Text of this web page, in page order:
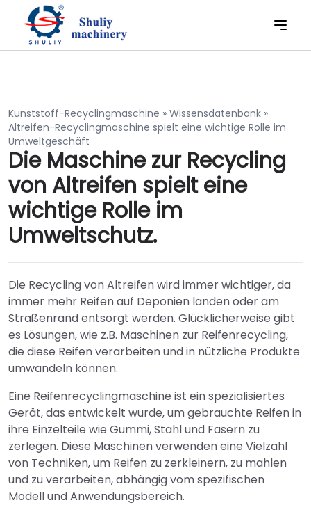
Kunststoff-Recyclingmaschine » Wissensdatenbank »
Altreifen-Recyclingmaschine spielt eine wichtige Rolle im
Umweltgeschäft
Die Maschine zur Recycling
von Altreifen spielt eine
wichtige Rolle im
Umweltschutz.
Die Recycling von Altreifen wird immer wichtiger, da
immer mehr Reifen auf Deponien landen oder am
Straßenrand entsorgt werden. Glücklicherweise gibt
es Lösungen, wie z.B. Maschinen zur Reifenrecycling,
die diese Reifen verarbeiten und in nützliche Produkte
umwandeln können.
Eine Reifenrecyclingmaschine ist ein spezialisiertes
Gerät, das entwickelt wurde, um gebrauchte Reifen in
ihre Einzelteile wie Gummi, Stahl und Fasern zu
zerlegen. Diese Maschinen verwenden eine Vielzahl
von Techniken, um Reifen zu zerkleinern, zu mahlen
und zu verarbeiten, abhängig vom spezifischen
Modell und Anwendungsbereich.